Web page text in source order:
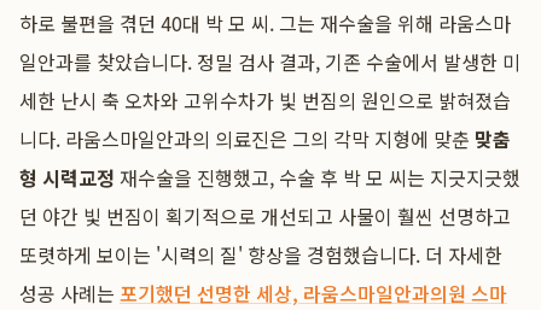
하로 불편을 겪던 40대 박 모 씨. 그는 재수술을 위해 라움스마
일안과를 찾았습니다. 정밀 검사 결과, 기존 수술에서 발생한 미
세한 난시 축 오차와 고위수차가 빛 번짐의 원인으로 밝혀졌습
니다. 라움스마일안과의 의료진은 그의 각막 지형에 맞춘 맞춤
형 시력교정 재수술을 진행했고, 수술 후 박 모 씨는 지긋지긋했
던 야간 빛 번짐이 획기적으로 개선되고 사물이 훨씬 선명하고
또렷하게 보이는 '시력의 질' 향상을 경험했습니다. 더 자세한
성공 사례는 포기했던 선명한 세상, 라움스마일안과의원 스마